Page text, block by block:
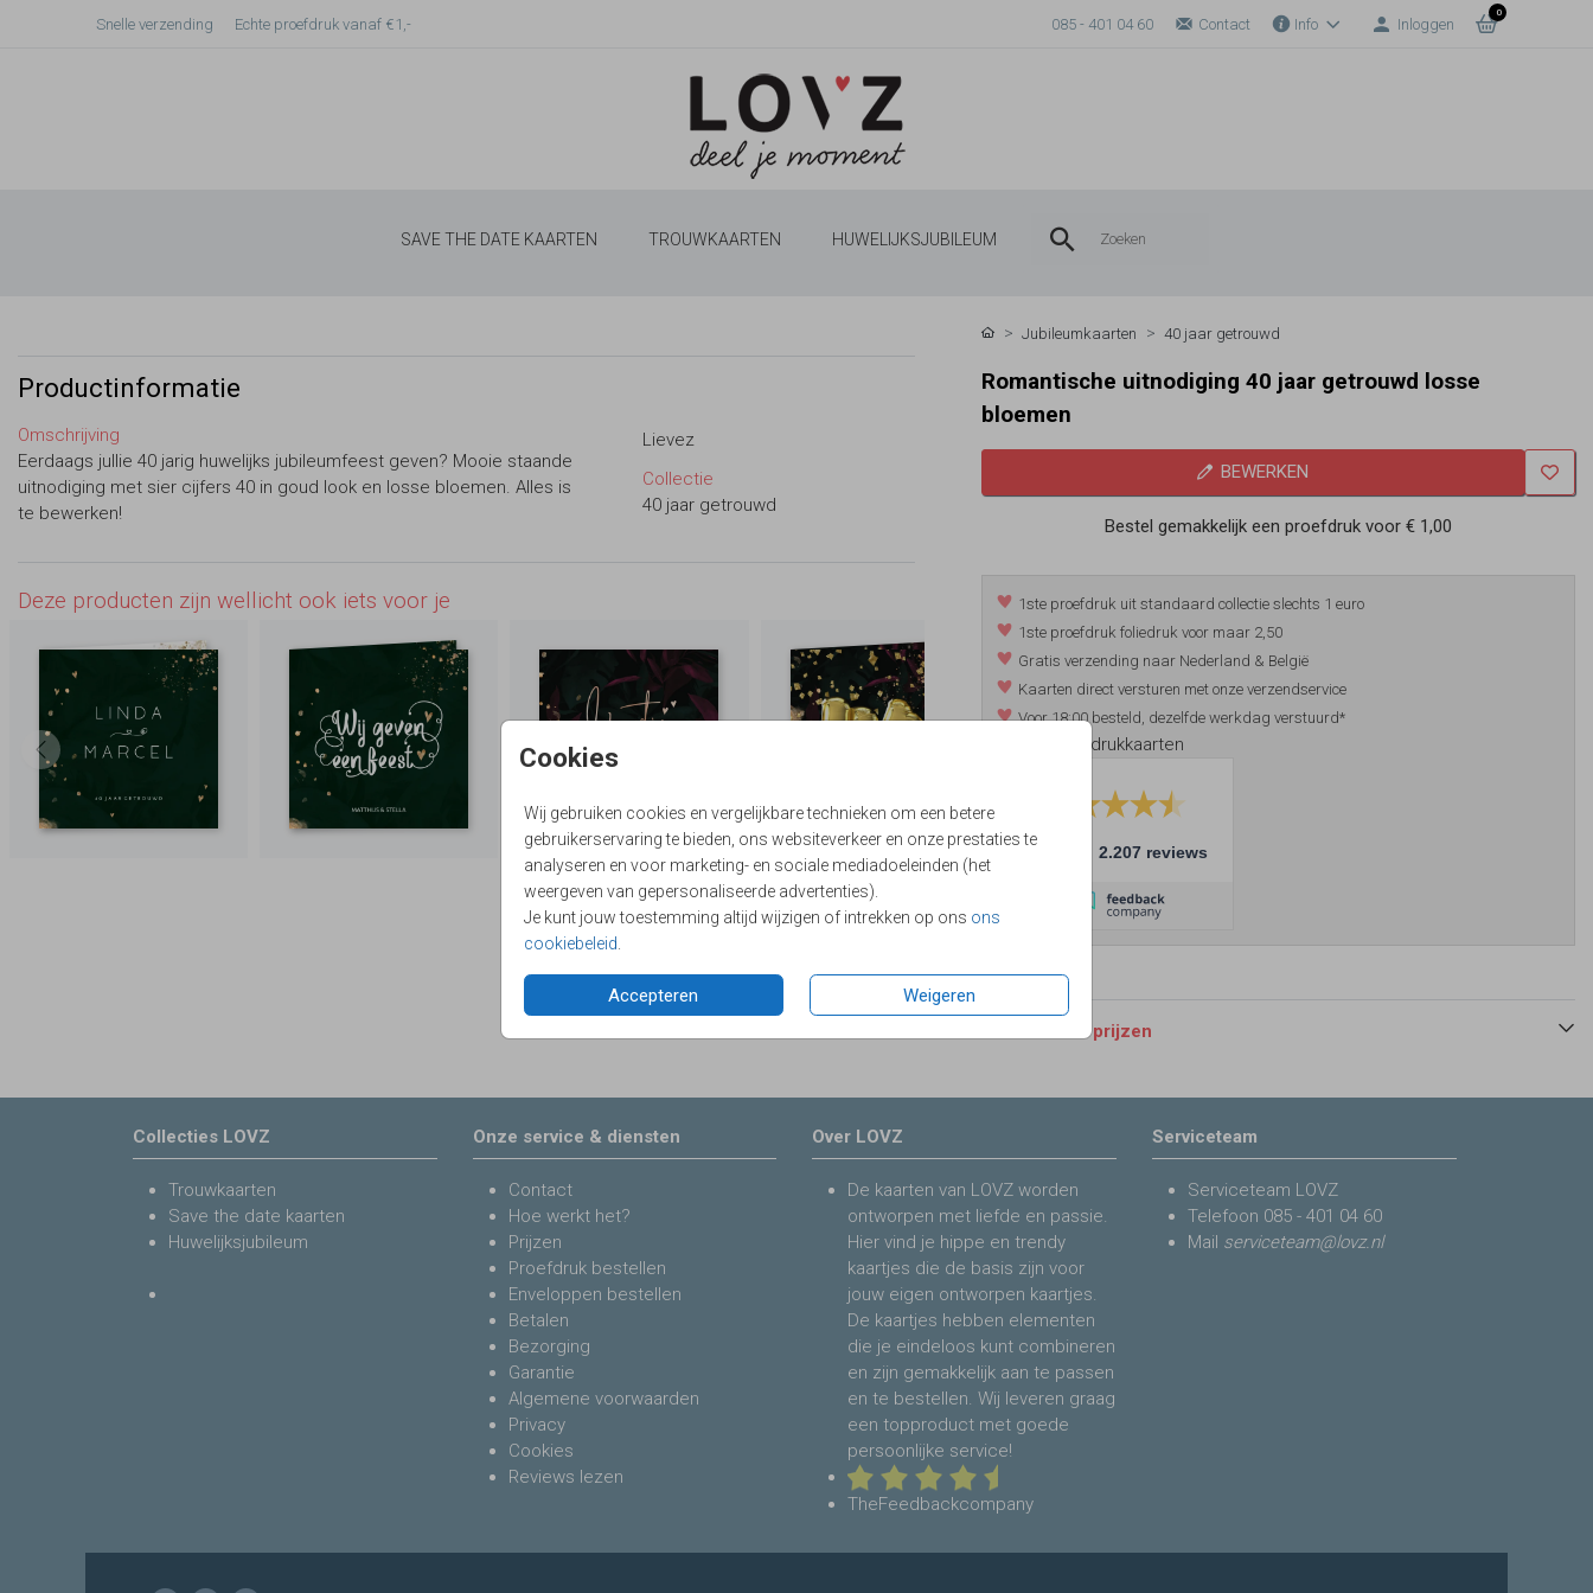
Snelle verzending Echte proefdruk vanaf €1,- 085 - 401 04 60 Contact Info Inloggen
0
SAVE THE DATE KAARTEN TROUWKAARTEN HUWELIJKSJUBILEUM
Cookies
Wij gebruiken cookies en vergelijkbare technieken om een betere
gebruikerservaring te bieden, ons websiteverkeer en onze prestaties te
analyseren en voor marketing- en sociale mediadoeleinden (het
weergeven van gepersonaliseerde advertenties).
Je kunt jouw toestemming altijd wijzigen of intrekken op ons ons
cookiebeleid
Accepteren Weigeren
Productinformatie
Omschrijving
Eerdaags jullie 40 jarig huwelijks jubileumfeest geven? Mooie staande
uitnodiging met sier cijfers 40 in goud look en losse bloemen. Alles is
te bewerken!
Lievez
Collectie
40 jaar getrouwd
Deze producten zijn wellicht ook iets voor je
Jubileumkaarten 40 jaar getrouwd
Romantische uitnodiging 40 jaar getrouwd losse
bloemen
BEWERKEN
Bestel gemakkelijk een proefdruk voor€ 1,00
1ste proefdruk uit standaard collectie slechts 1 euro
1ste proefdruk foliedruk voor maar 2,50
Gratis verzending naar Nederland & België
Kaarten direct versturen met onze verzendservice
Voor 18:00 besteld, dezelfde werkdag verstuurd*
*m.u.v. foliedrukkaarten
9.4 2.207 reviews
Formaten en prijzen
Collecties LOVZ
Trouwkaarten
Save the date kaarten
Huwelijksjubileum
Onze service & diensten
Contact
Hoe werkt het?
Prijzen
Proefdruk bestellen
Enveloppen bestellen
Betalen
Bezorging
Garantie
Algemene voorwaarden
Privacy
Cookies
Reviews lezen
Over LOVZ
De kaarten van LOVZ worden
ontworpen met liefde en passie.
Hier vind je hippe en trendy
kaartjes die de basis zijn voor
jouw eigen ontworpen kaartjes.
De kaartjes hebben elementen
die je eindeloos kunt combineren
en zijn gemakkelijk aan te passen
en te bestellen. Wij leveren graag
een topproduct met goede
persoonlijke service!
TheFeedbackcompany
Serviceteam
Serviceteam LOVZ
Telefoon 085 - 401 04 60
Mail serviceteam@lovz.nl